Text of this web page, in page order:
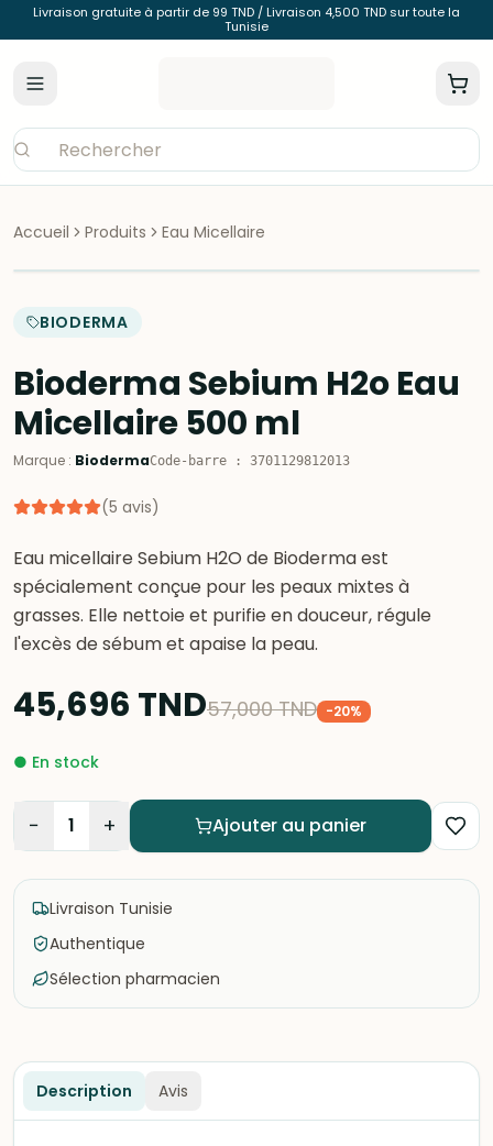
Livraison gratuite à partir de 99 TND / Livraison 4,500 TND sur toute la
Tunisie
Accueil Produits Eau Micellaire
BIODERMA
Bioderma Sebium H2o Eau
Micellaire 500 ml
Marque : BiodermaCode-barre : 3701129812013
(5 avis)
Eau micellaire Sebium H2O de Bioderma est
spécialement conçue pour les peaux mixtes à
grasses. Elle nettoie et purifie en douceur, régule
l'excès de sébum et apaise la peau.
45,696 TND57,000 TND -20%
● En stock
− 1 + Ajouter au panier
Livraison Tunisie
Authentique
Sélection pharmacien
Description Avis